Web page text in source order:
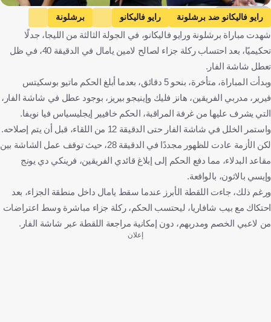
Getty Images
رايو فاليكانو ضد برشلونة رايو فاليكانو
برشلونة
الدوري الإسباني
إسبانيا كرة قدم
شهدت مباراة برشلونة ورايو فاليكانو، في الجولة الثالثة من الليجا، جدلًا
تحكيميًا، بعد احتساب ركلة جزاء لصالح لامين يامال في الدقيقة 40، في ظل
تعطل شاشة الفار.
وبدأت المباراة، متأخرة، بنحو 5 دقائق، بعدما أبلغ الحكم ماتيو بوسكيتس
فيرير، مدربي الفريقين، هانز فليك وإينيجو بيريز، بوجود عطل في شاشة الفار،
التي يشرف عليها من غرفة المراقبة، الحكم خافيير إيجليسياس فيا نويفا.
واستمر الخلل في شاشة الفار حتى الدقيقة 12 من اللقاء، قبل أن يتم إصلاحه.
لكن الأزمة عادت للظهور مجددًا في الدقيقة 28، حيث توقف عمل الشاشة بين
مقاعد البدلاء، مما دفع الحكم إلى إبلاغ قائدي الفريقين، فرينكي دي يونج
وإيسي بالاثون، بالواقعة.
ورغم ذلك، جاءت اللقطة الأبرز عندما سقط يامال داخل منطقة الجزاء، بعد
احتكاك مع بيب شافاريا، ليحتسب الحكم، ركلة جزاء مباشرة وسط اعتراضات
من لاعبي الخصم ومدربهم، دون إمكانية مراجعة اللقطة عبر شاشة الفار.
إعلان